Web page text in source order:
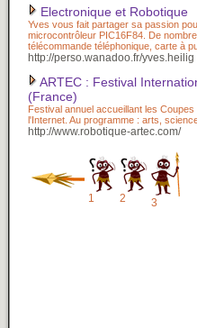
Electronique et Robotique
Yves vous fait partager sa passion
microcontrôleur PIC16F84. De
télécommande téléphonique, carte à
http://perso.wanadoo.fr/yves.heilig
ARTEC : Festival
(France)
Festival annuel accueillant les
l'Internet. Au programme : arts,
http://www.robotique-artec.com/
1 2 3